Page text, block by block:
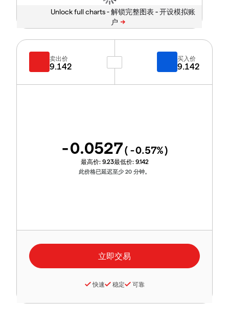
Unlock full charts -
卖出价
9.142
买入价
9.142
-0.0527( -0.57%)
最高价: 9.23最低价: 9.142
此价格已延迟至少 20 分钟。
快速 稳定 可靠